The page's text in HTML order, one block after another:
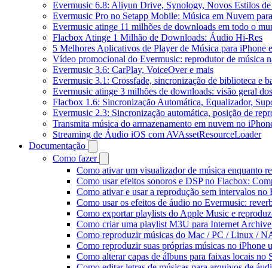
Evermusic 6.8: Aliyun Drive, Synology, Novos Estilos
Evermusic Pro no Setapp Mobile: Música em Nuvem
Evermusic atinge 11 milhões de downloads em todo o
Flacbox Atinge 1 Milhão de Downloads: Áudio Hi-Res
5 Melhores Aplicativos de Player de Música para iPhone
Vídeo promocional do Evermusic: reprodutor de música
Evermusic 3.6: CarPlay, VoiceOver e mais
Evermusic 3.1: Crossfade, sincronização de biblioteca e
Evermusic atinge 3 milhões de downloads: visão geral
Flacbox 1.6: Sincronização Automática, Equalizador,
Evermusic 2.3: Sincronização automática, posição de
Transmita música do armazenamento em nuvem no
Streaming de Áudio iOS com AVAssetResourceLoader
Documentação
Como fazer
Como ativar um visualizador de música enquanto
Como usar efeitos sonoros e DSP no Flacbox:
Como ativar e usar a reprodução sem intervalos no
Como usar os efeitos de áudio no Evermusic:
Como exportar playlists do Apple Music e
Como criar uma playlist M3U para Internet
Como reproduzir músicas do Mac / PC / Linux /
Como reproduzir suas próprias músicas no iPhone
Como alterar capas de álbuns para faixas locais